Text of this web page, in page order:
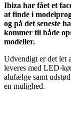
Ibiza har fået et
at finde i
og på det seneste
kommer til både
modeller.
Udvendigt er det let
leveres med LED-
alufælge samt
en mulighed.